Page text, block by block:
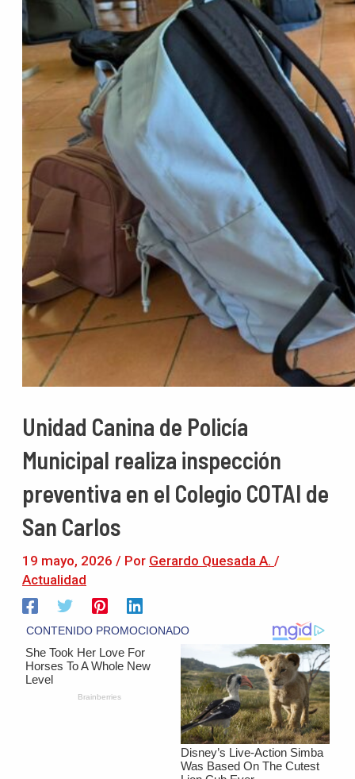
Unidad Canina de Policía
Municipal realiza inspección
preventiva en el Colegio COTAI de
San Carlos
19 mayo, 2026 / Por Gerardo Quesada A. /
Actualidad